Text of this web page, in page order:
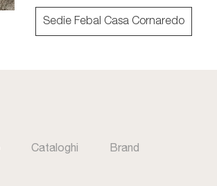
Sedie Febal Casa Cornaredo
Cataloghi Brand